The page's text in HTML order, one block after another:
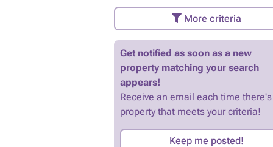
More criteria
Get notified as soon as a new
property matching your search
appears!
Receive an email each time there's
property that meets your criteria!
Keep me posted!